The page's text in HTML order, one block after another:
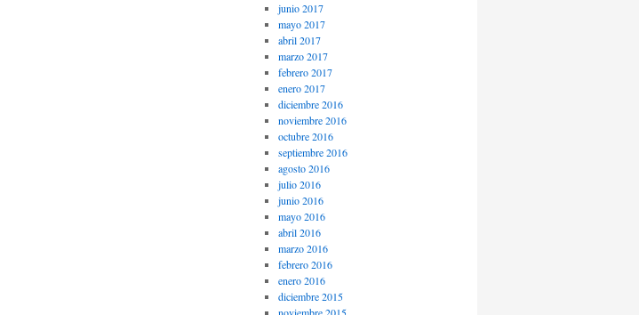
junio 2017
mayo 2017
abril 2017
marzo 2017
febrero 2017
enero 2017
diciembre 2016
noviembre 2016
octubre 2016
septiembre 2016
agosto 2016
julio 2016
junio 2016
mayo 2016
abril 2016
marzo 2016
febrero 2016
enero 2016
diciembre 2015